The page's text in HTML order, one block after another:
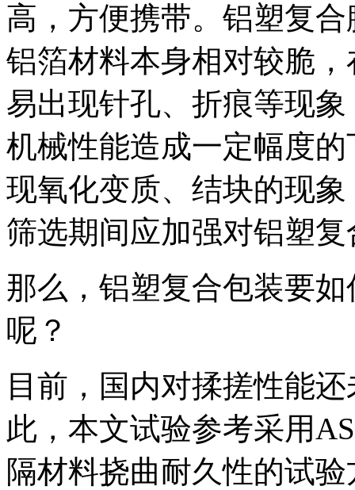
高，方便携带。铝塑复
铝箔材料本身相对较脆
易出现针孔、折痕等现
机械性能造成一定幅度
现氧化变质、结块的现
筛选期间应加强对铝塑
那么，铝塑复合包装要
呢？
目前，国内对揉搓性能
此，本文试验参考采用
隔材料挠曲耐久性的试